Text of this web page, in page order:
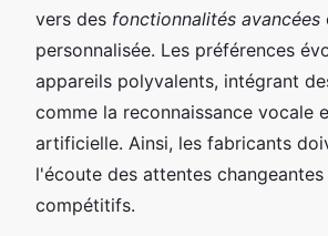
vers des fonctionnalités avancées
personnalisée. Les préférences
appareils polyvalents, intégrant
comme la reconnaissance vocale
artificielle. Ainsi, les fabricants
l'écoute des attentes
compétitifs.